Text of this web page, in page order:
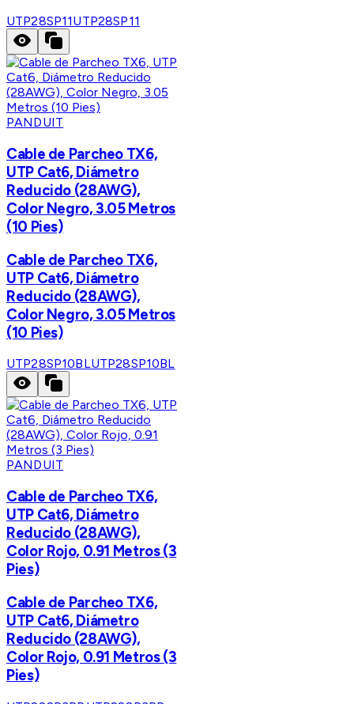
UTP28SP11UTP28SP11
PANDUIT
Cable de Parcheo TX6,
UTP Cat6, Diámetro
Reducido (28AWG),
Color Negro, 3.05 Metros
(10 Pies)
Cable de Parcheo TX6,
UTP Cat6, Diámetro
Reducido (28AWG),
Color Negro, 3.05 Metros
(10 Pies)
UTP28SP10BLUTP28SP10BL
PANDUIT
Cable de Parcheo TX6,
UTP Cat6, Diámetro
Reducido (28AWG),
Color Rojo, 0.91 Metros (3
Pies)
Cable de Parcheo TX6,
UTP Cat6, Diámetro
Reducido (28AWG),
Color Rojo, 0.91 Metros (3
Pies)